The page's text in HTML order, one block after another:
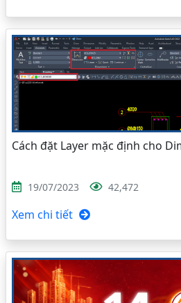
Cách đặt Layer mặc định cho
19/07/2023 42,472
Xem chi tiết